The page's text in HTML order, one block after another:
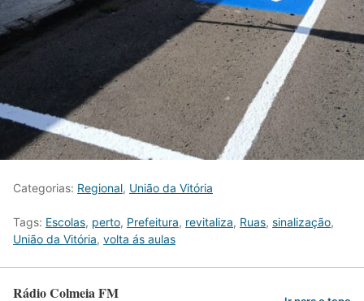
Categorias: Regional, União da Vitória
Tags: Escolas, perto, Prefeitura, revitaliza, Ruas, sinalização,
União da Vitória, volta ás aulas
Rádio Colmeia FM